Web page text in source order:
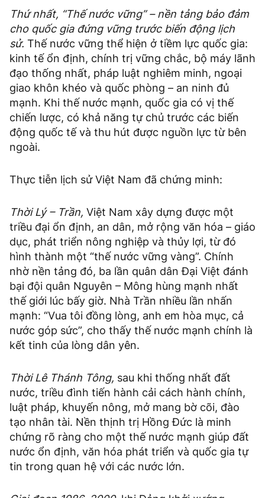
Thứ nhất, “Thế nước vững” – nền tảng bảo đảm
cho quốc gia đứng vững trước biến động lịch
sử. Thế nước vững thể hiện ở tiềm lực quốc gia:
kinh tế ổn định, chính trị vững chắc, bộ máy lãnh
đạo thống nhất, pháp luật nghiêm minh, ngoại
giao khôn khéo và quốc phòng – an ninh đủ
mạnh. Khi thế nước mạnh, quốc gia có vị thế
chiến lược, có khả năng tự chủ trước các biến
động quốc tế và thu hút được nguồn lực từ bên
ngoài.
Thực tiễn lịch sử Việt Nam đã chứng minh:
Thời Lý – Trần, Việt Nam xây dựng được một
triều đại ổn định, an dân, mở rộng văn hóa – giáo
dục, phát triển nông nghiệp và thủy lợi, từ đó
hình thành một “thế nước vững vàng”. Chính
nhờ nền tảng đó, ba lần quân dân Đại Việt đánh
bại đội quân Nguyên – Mông hùng mạnh nhất
thế giới lúc bấy giờ. Nhà Trần nhiều lần nhấn
mạnh: “Vua tôi đồng lòng, anh em hòa mục, cả
nước góp sức”, cho thấy thế nước mạnh chính là
kết tinh của lòng dân yên.
Thời Lê Thánh Tông, sau khi thống nhất đất
nước, triều đình tiến hành cải cách hành chính,
luật pháp, khuyến nông, mở mang bờ cõi, đào
tạo nhân tài. Nền thịnh trị Hồng Đức là minh
chứng rõ ràng cho một thế nước mạnh giúp đất
nước ổn định, văn hóa phát triển và quốc gia tự
tin trong quan hệ với các nước lớn.